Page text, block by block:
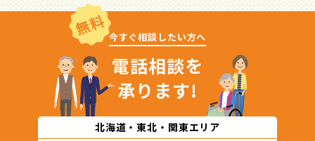
無料 今すぐ相談したい方へ
電話相談を
承ります!
北海道・東北・関東エリア